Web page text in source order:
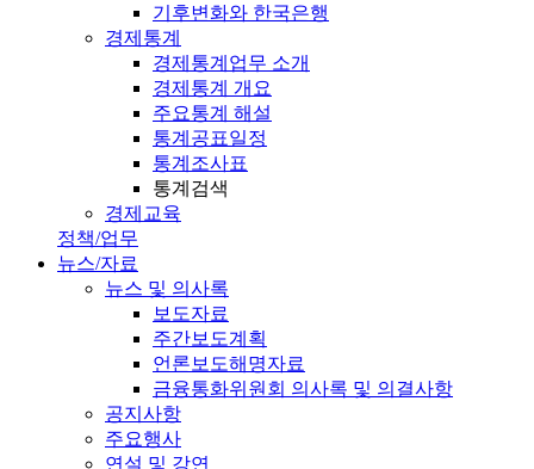
기후변화와 한국은행
경제통계
경제통계업무 소개
경제통계 개요
주요통계 해설
통계공표일정
통계조사표
통계검색
경제교육
정책/업무
뉴스/자료
뉴스 및 의사록
보도자료
주간보도계획
언론보도해명자료
금융통화위원회 의사록 및 의결사항
공지사항
주요행사
연설 및 강연